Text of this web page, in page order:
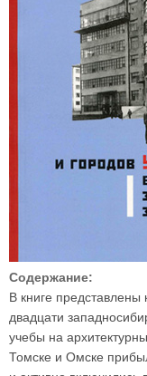
Содержание:
В книге представлены
двадцати
учебы на
Томске и Омске